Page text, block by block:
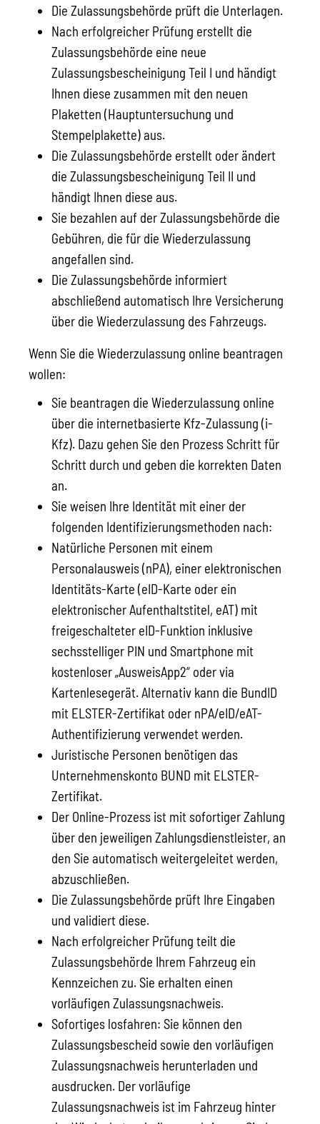
Die Zulassungsbehörde prüft die Unterlagen.
Nach erfolgreicher Prüfung erstellt die
Zulassungsbehörde eine neue
Zulassungsbescheinigung Teil I und händigt
Ihnen diese zusammen mit den neuen
Plaketten (Hauptuntersuchung und
Stempelplakette) aus.
Die Zulassungsbehörde erstellt oder ändert
die Zulassungsbescheinigung Teil II und
händigt Ihnen diese aus.
Sie bezahlen auf der Zulassungsbehörde die
Gebühren, die für die Wiederzulassung
angefallen sind.
Die Zulassungsbehörde informiert
abschließend automatisch Ihre Versicherung
über die Wiederzulassung des Fahrzeugs.
Wenn Sie die Wiederzulassung online beantragen
wollen:
Sie beantragen die Wiederzulassung online
über die internetbasierte Kfz-Zulassung (i-
Kfz). Dazu gehen Sie den Prozess Schritt für
Schritt durch und geben die korrekten Daten
an.
Sie weisen Ihre Identität mit einer der
folgenden Identifizierungsmethoden nach:
Natürliche Personen mit einem
Personalausweis (nPA), einer elektronischen
Identitäts-Karte (eID-Karte oder ein
elektronischer Aufenthaltstitel, eAT) mit
freigeschalteter eID-Funktion inklusive
sechsstelliger PIN und Smartphone mit
kostenloser „AusweisApp2“ oder via
Kartenlesegerät. Alternativ kann die BundID
mit ELSTER-Zertifikat oder nPA/eID/eAT-
Authentifizierung verwendet werden.
Juristische Personen benötigen das
Unternehmenskonto BUND mit ELSTER-
Zertifikat.
Der Online-Prozess ist mit sofortiger Zahlung
über den jeweiligen Zahlungsdienstleister, an
den Sie automatisch weitergeleitet werden,
abzuschließen.
Die Zulassungsbehörde prüft Ihre Eingaben
und validiert diese.
Nach erfolgreicher Prüfung teilt die
Zulassungsbehörde Ihrem Fahrzeug ein
Kennzeichen zu. Sie erhalten einen
vorläufigen Zulassungsnachweis.
Sofortiges losfahren: Sie können den
Zulassungsbescheid sowie den vorläufigen
Zulassungsnachweis herunterladen und
ausdrucken. Der vorläufige
Zulassungsnachweis ist im Fahrzeug hinter